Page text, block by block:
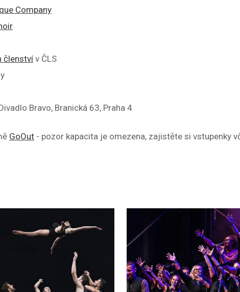
Company
členstvív ČLS
Bravo, Branická 63, Praha 4
GoOut - pozor kapacita je omezena, zajistěte si vstupenky